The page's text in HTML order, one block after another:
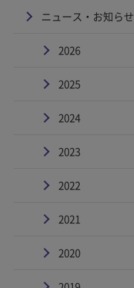
ニュース・お知らせ
2026
2025
2024
2023
2022
2021
2020